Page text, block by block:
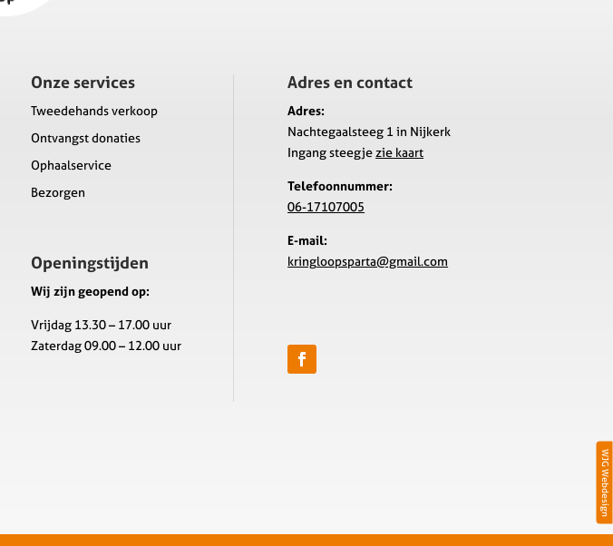
Onze services
Tweedehands verkoop
Ontvangst donaties
Ophaalservice
Bezorgen
Openingstijden
Wij zijn geopend op:
Vrijdag 13.30 – 17.00 uur
Zaterdag 09.00 – 12.00 uur
Adres en contact
Adres:
Nachtegaalsteeg 1 in Nijkerk
Ingang steegjezie kaart
Telefoonnummer:
06-17107005
E-mail:
kringloopsparta@gmail.com
WJG Webdesign